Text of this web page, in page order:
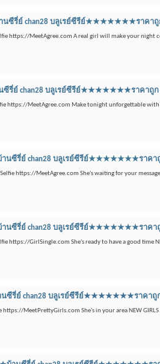
นซีรี่ย์ chan28 บลูเรย์ซีรีย์★★★★★★★ราค
https://MeetAgree.com A real girl will make your night
ซีรี่ย์ chan28 บลูเรย์ซีรีย์★★★★★★★ราคา
https://MeetAgree.com Make tonight unforgettable with
นซีรี่ย์ chan28 บลูเรย์ซีรีย์★★★★★★★รา
https://MeetAgree.com She's waiting for your
นซีรี่ย์ chan28 บลูเรย์ซีรีย์★★★★★★★รา
https://GirlSingle.com She's ready to have a good time
ซีรี่ย์ chan28 บลูเรย์ซีรีย์★★★★★★★ราค
https://MeetPrettyGirls.com She's in your area NEW